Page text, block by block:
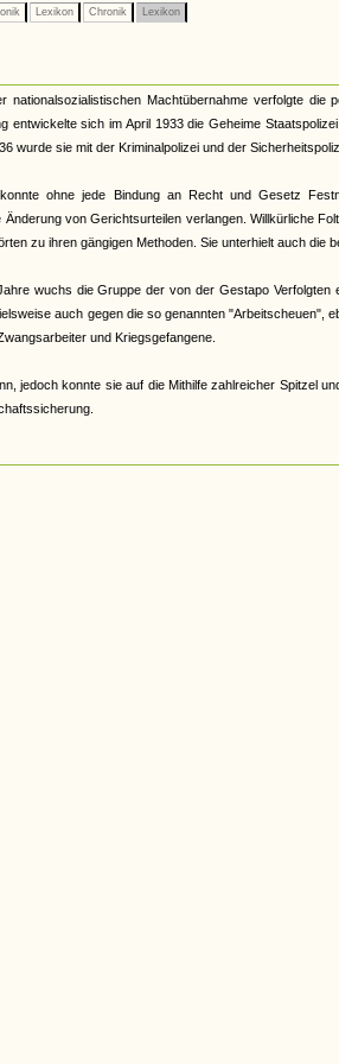
Lexikon Chronik Lexikon
nationalsozialistischen Machtübernahme verfolgte die
entwickelte sich im April 1933 die Geheime
wurde sie mit der Kriminalpolizei und der
ohne jede Bindung an Recht und Gesetz
Änderung von Gerichtsurteilen verlangen. Willkürliche
zu ihren gängigen Methoden. Sie unterhielt auch die
wuchs die Gruppe der von der Gestapo
auch gegen die so genannten "Arbeitscheuen",
und Kriegsgefangene.
jedoch konnte sie auf die Mithilfe zahlreicher Spitzel